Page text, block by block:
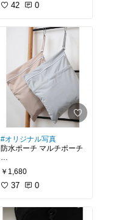
42 0
#オリジナル写真
防水ポーチ マルチポーチ
この防水ポーチ、すごく
よかった！
プールなどの夏レジャー
年中大活躍
￥1,680
37 0